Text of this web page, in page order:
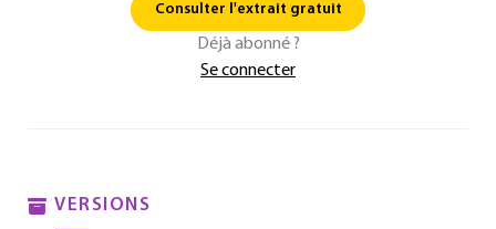
Consulter l'extrait gratuit
Déjà abonné ?
Se connecter
VERSIONS